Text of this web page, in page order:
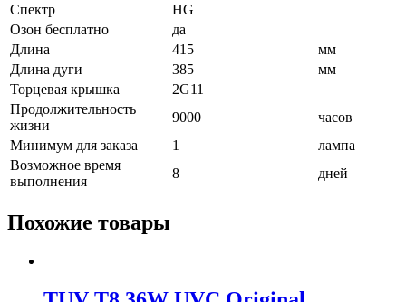
Спектр
HG
Озон бесплатно
да
Длина
415
мм
Длина дуги
385
мм
Торцевая крышка
2G11
Продолжительность
жизни
9000
часов
Минимум для заказа
1
лампа
Возможное время
выполнения
8 дней
Похожие товары